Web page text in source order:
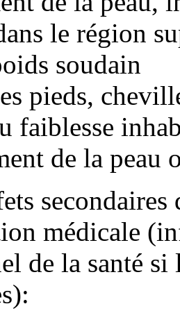
le région
soudain
pieds,
faiblesse
de la peau
médicale
de la santé